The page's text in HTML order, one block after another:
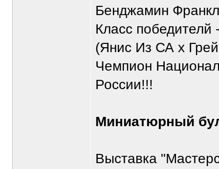
Бенджамин
Класс
(Янис Из СА х
Чемпион
России!!!
Миниатюрный
Выставка